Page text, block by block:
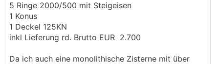
5 Ringe 2000/500 mit Steigeisen
1 Konus
1 Deckel 125KN
inkl Lieferung rd. Brutto EUR 2.700
Da ich auch eine monolithische Zisterne mit über